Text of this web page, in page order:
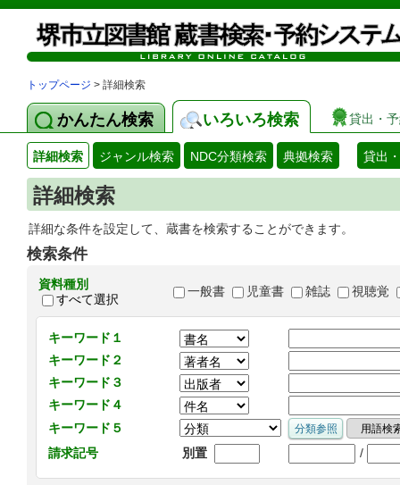
トップページ > 詳細検索
かんたん検索 いろいろ検索 貸出・
詳細検索 ジャンル検索 NDC分類検索 典拠検索 貸出
詳細検索
詳細な条件を設定して、蔵書を検索することができます。
検索条件
資料種別
すべて選択
一般書 児童書 雑誌 視聴覚
キーワード１
キーワード２
キーワード３
キーワード４
キーワード５
請求記号
別置 /